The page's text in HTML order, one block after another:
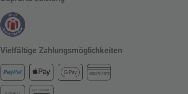
Vielfältige Zahlungsmöglichkeiten
KREDITKARTE
VORKASSE
RECHNUNG